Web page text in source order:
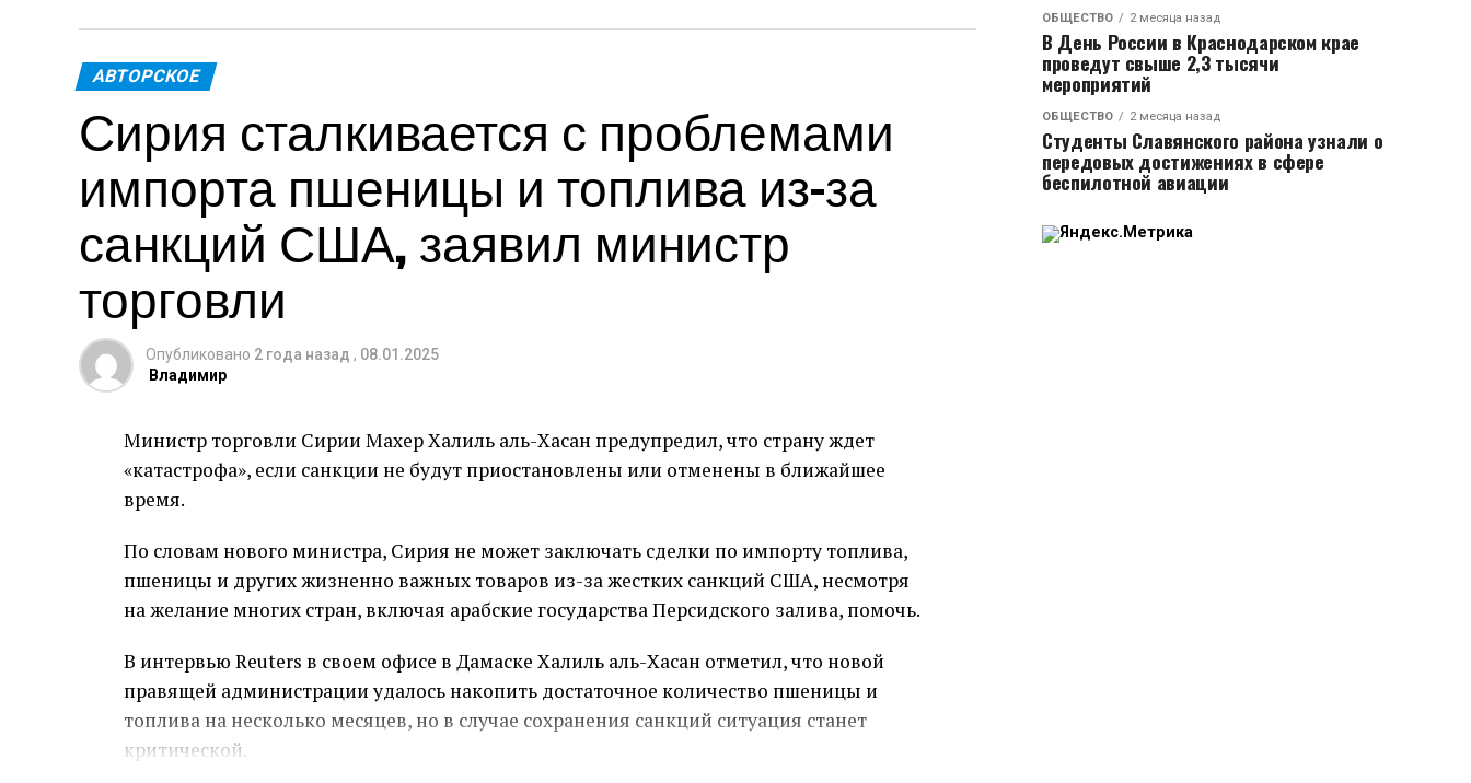
АВТОРСКОЕ
Сирия сталкивается с проблемами
импорта пшеницы и топлива из-за
санкций США, заявил министр
торговли
Опубликовано 2 года назад , 08.01.2025
Владимир
Министр торговли Сирии Махер Халиль аль-Хасан предупредил, что страну ждет
«катастрофа», если санкции не будут приостановлены или отменены в ближайшее
время.
По словам нового министра, Сирия не может заключать сделки по импорту топлива,
пшеницы и других жизненно важных товаров из-за жестких санкций США, несмотря
на желание многих стран, включая арабские государства Персидского залива, помочь.
В интервью Reuters в своем офисе в Дамаске Халиль аль-Хасан отметил, что новой
правящей администрации удалось накопить достаточное количество пшеницы и
топлива на несколько месяцев, но в случае сохранения санкций ситуация станет
критической.
ОБЩЕСТВО 2 месяца назад
В День России в Краснодарском крае
проведут свыше 2,3 тысячи
мероприятий
ОБЩЕСТВО 2 месяца назад
Студенты Славянского района узнали о
передовых достижениях в сфере
беспилотной авиации